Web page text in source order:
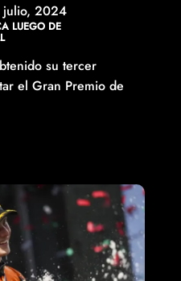
2024
LUEGO DE
su tercer
el Gran Premio de